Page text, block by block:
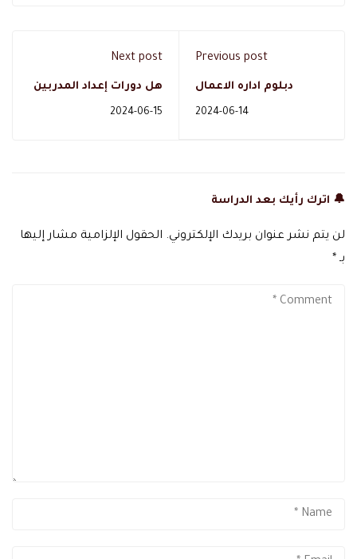
Previous post
دبلوم اداره الاعمال
2024-06-14
Next post
هل دورات إعداد المدربين
2024-06-15
🔔 اترك رأيك بعد الدراسة
لن يتم نشر عنوان بريدك الإلكتروني. الحقول الإلزامية مشار إليها
بـ *